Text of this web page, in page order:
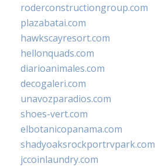
roderconstructiongroup.com
plazabatai.com
hawkscayresort.com
hellonquads.com
diarioanimales.com
decogaleri.com
unavozparadios.com
shoes-vert.com
elbotanicopanama.com
shadyoaksrockportrvpark.com
jccoinlaundry.com